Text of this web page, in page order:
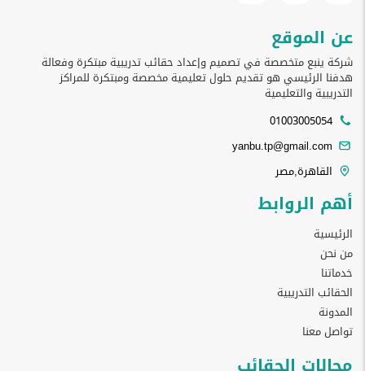
عن الموقع
شركة ينبع متخصصة في تصميم وإعداد حقائب تدريبية مبتكرة وفعالة
هدفنا الرئيسي هو تقديم حلول تعليمية مخصصة ومبتكرة للمراكز
التدريبية والتعليمية
01003005054
yanbu.tp@gmail.com
القاهرة,مصر
أهم الروابط
الرئيسية
من نحن
خدماتنا
الحقائب التدريبية
المدونة
تواصل معنا